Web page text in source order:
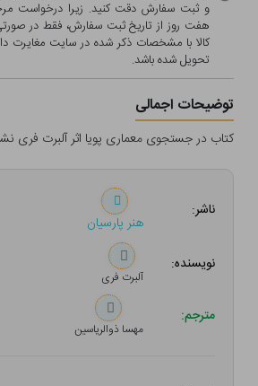
و ثبت سفارش دقت کنید. زیرا درخواست
هفت روز از تاریخ ثبت سفارش، فقط در
کالا با مشخصات ذکر شده در سایت مغایرت
تحویل شده باشد.
توضیحات اجمالی
کتاب در جستجوی معماری پویا اثر آلبرت فری
ناشر:
هنر پارسیان
نویسنده:
آلبرت فری
مترجم:
مهسا ذوالریاسین